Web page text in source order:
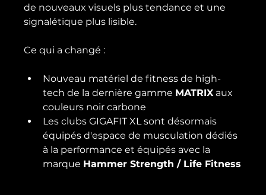
de nouveaux visuels plus tendance et une
signalétique plus lisible.
Nouveau matériel de fitness de high-
tech de la dernière gamme MATRIX aux
couleurs noir carbone
Les clubs GIGAFIT XL sont désormais
équipés d'espace de musculation dédiés
à la performance et équipés avec la
marque Hammer Strength / Life Fitness